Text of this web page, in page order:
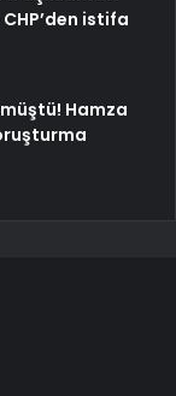
istifa
Hamza